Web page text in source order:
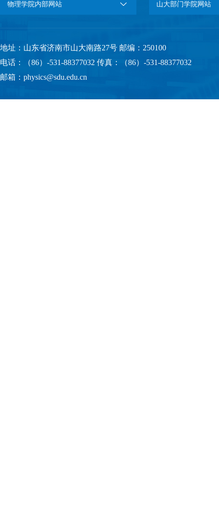
物理学院内部网站 山大部门学院网站
地址：山东省济南市山大南路27号 邮编：250100
电话：（86）-531-88377032 传真：（86）-531-88377032
邮箱：physics@sdu.edu.cn